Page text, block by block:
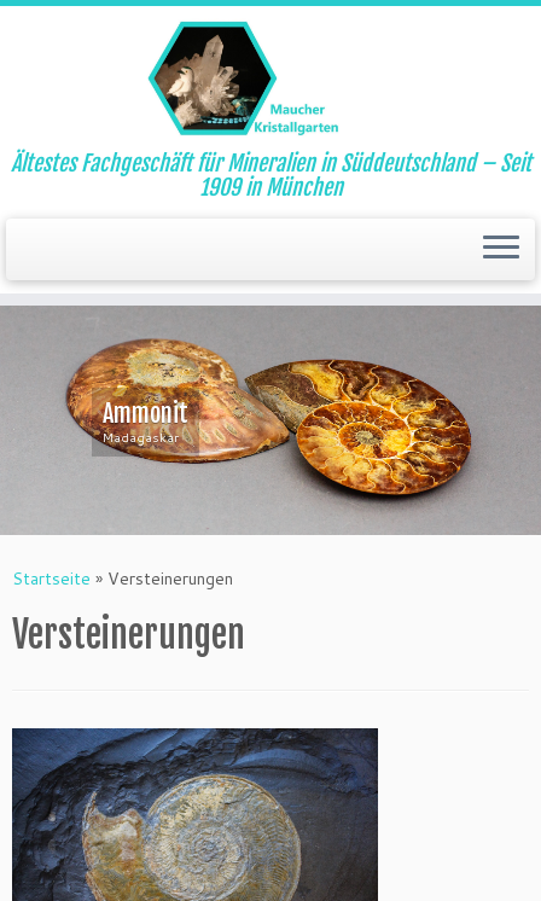
Ältestes Fachgeschäft für Mineralien in Süddeutschland – Seit
1909 in München
Versteinerter Fisch
Solnhofen
Startseite » Versteinerungen
Versteinerungen